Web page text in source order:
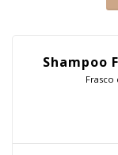
Shampoo
Frasco